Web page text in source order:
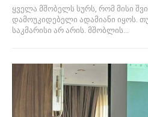
ყველა მშობელს სურს, რომ მისი
დამოუკიდებელი ადამიანი იყოს.
საკმარისი არ არის. მშობლის...